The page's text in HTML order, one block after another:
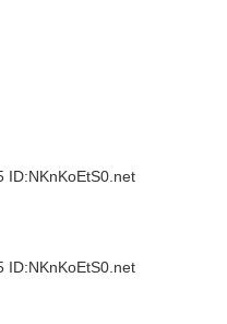
ID:NKnKoEtS0.net
ID:NKnKoEtS0.net